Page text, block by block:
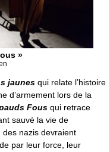
»
jaunes qui relate l’histoire
d’armement lors de la
Fous qui retrace
sauvé la vie de
nazis devraient
par leur force, leur